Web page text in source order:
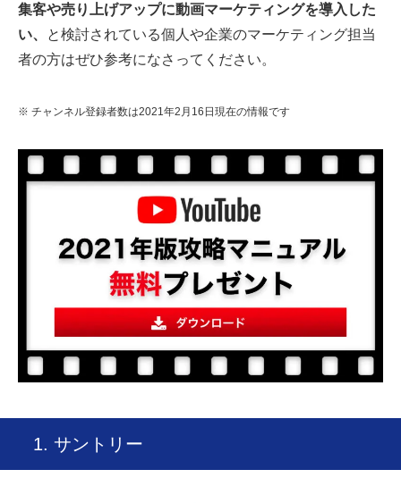
集客や売り上げアップに動画マーケティングを導入した
い、
と検討されている個人や企業のマーケティング担当
者の方はぜひ参考になさってください。
※ チャンネル登録者数は2021年2月16日現在の情報です
1. サントリー